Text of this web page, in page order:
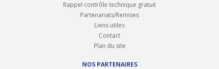
Rappel contrôle technique gratuit
Partenariats/Remises
Liens utiles
Contact
Plan du site
NOS PARTENAIRES